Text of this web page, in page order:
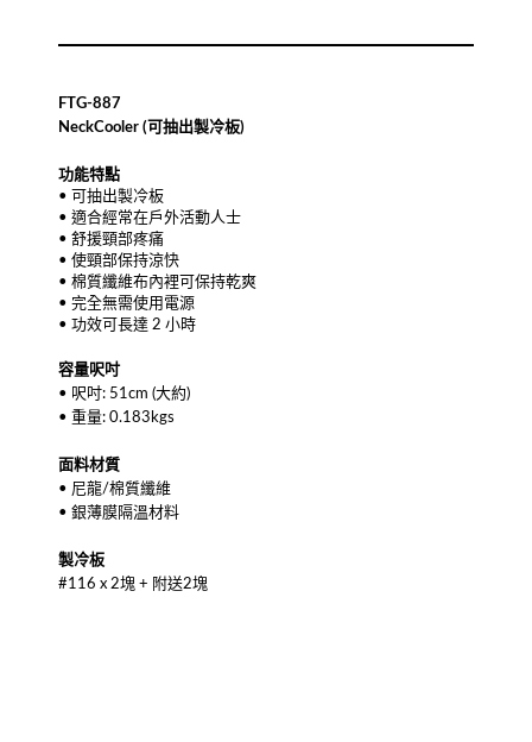
FTG-887
NeckCooler (可抽出製冷板)
功能特點
• 可抽出製冷板
• 適合經常在戶外活動人士
• 舒援頸部疼痛
• 使頸部保持涼快
• 棉質纖維布內裡可保持乾爽
• 完全無需使用電源
• 功效可長達 2 小時
容量呎吋
• 呎吋: 51cm (大約)
• 重量: 0.183kgs
面料材質
• 尼龍/棉質纖維
• 銀薄膜隔溫材料
製冷板
#116 x 2塊 + 附送2塊